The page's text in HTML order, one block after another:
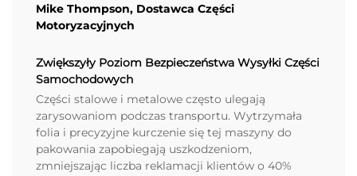
Mike Thompson, Dostawca Części
Motoryzacyjnych
Zwiększyły Poziom Bezpieczeństwa Wysyłki Części
Samochodowych
Części stalowe i metalowe często ulegają
zarysowaniom podczas transportu. Wytrzymała
folia i precyzyjne kurczenie się tej maszyny do
pakowania zapobiegają uszkodzeniom,
zmniejszając liczba reklamacji klientów o 40%